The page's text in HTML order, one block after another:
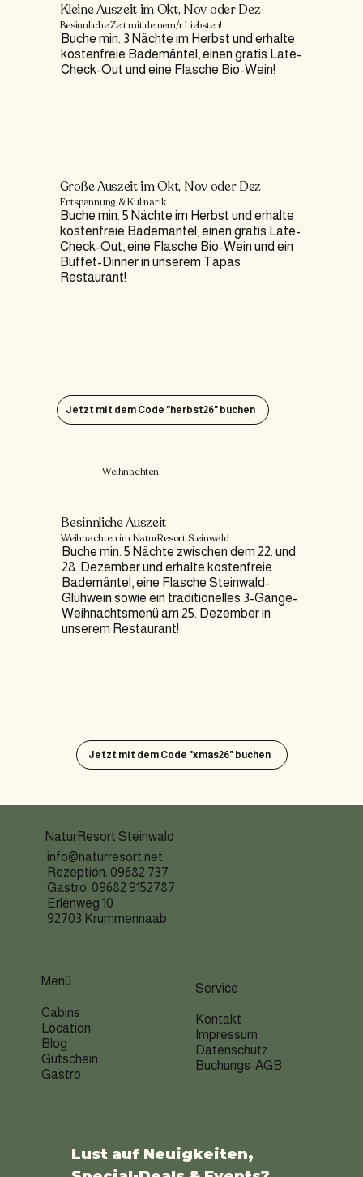
Kleine Auszeit im Okt, Nov oder Dez
Besinnliche Zeit mit deinem/r Liebsten!
Buche min. 3 Nächte im Herbst und erhalte
kostenfreie Bademäntel, einen gratis Late-
Check-Out und eine Flasche Bio-Wein!
Große Auszeit im Okt, Nov oder Dez
Entspannung & Kulinarik
Buche min. 5 Nächte im Herbst und erhalte
kostenfreie Bademäntel, einen gratis Late-
Check-Out, eine Flasche Bio-Wein und ein
Buffet-Dinner in unserem Tapas
Restaurant!
Jetzt mit dem Code "herbst26" buchen
Weihnachten
Besinnliche Auszeit
Weihnachten im NaturResort Steinwald
Buche min. 5 Nächte zwischen dem 22. und
28. Dezember und erhalte kostenfreie
Bademäntel, eine Flasche Steinwald-
Glühwein sowie ein traditionelles 3-Gänge-
Weihnachtsmenü am 25. Dezember in
unserem Restaurant!
Jetzt mit dem Code "xmas26" buchen
Menü
Cabins
Location
Blog
Gutschein
Gastro
NaturResort Steinwald
info@naturresort.net
Rezeption: 09682 737
Gastro: 09682 9152787
Erlenweg 10
92703 Krummennaab
Lust auf Neuigkeiten,
Service
Kontakt
Impressum
Datenschutz
Buchungs-AGB